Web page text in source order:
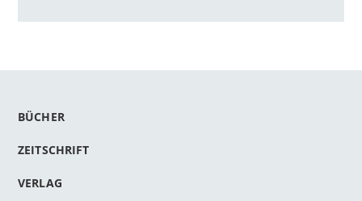
BÜCHER
ZEITSCHRIFT
VERLAG